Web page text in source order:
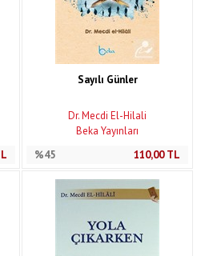
Sayılı Günler
Dr. Mecdi El-Hilali
Beka Yayınları
%45
110,00TL